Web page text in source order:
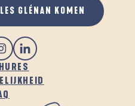
GLÉNAN KOMEN